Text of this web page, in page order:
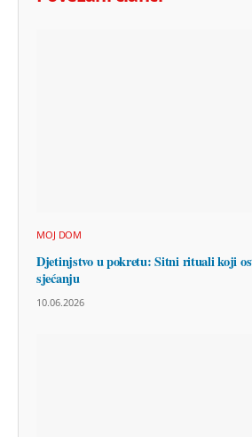
MOJ DOM
Djetinjstvo u pokretu: Sitni rituali koji
sjećanju
10.06.2026